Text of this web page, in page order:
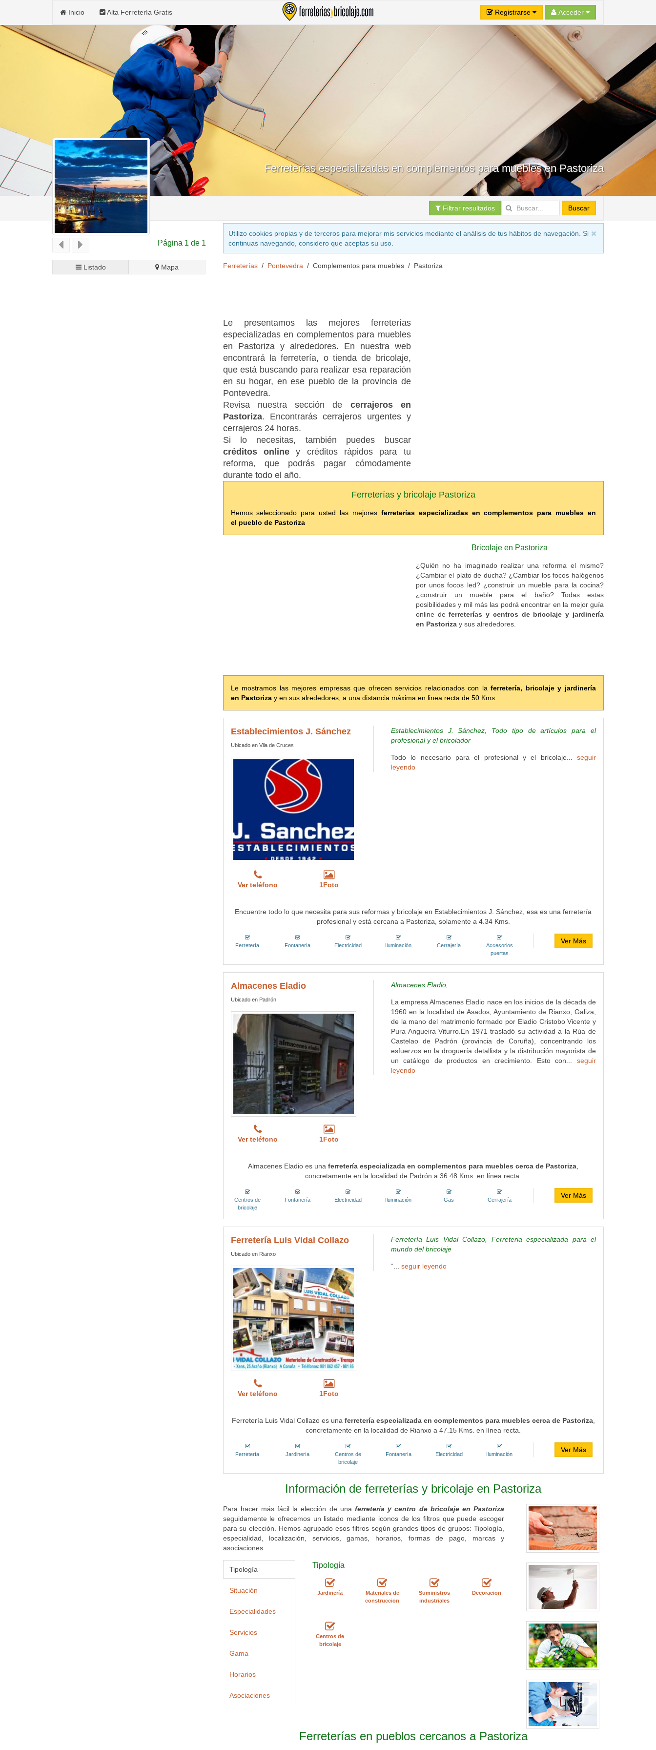
Inicio Alta Ferretería Gratis Registrarse Acceder
Ferreterías especializadas en complementos para muebles en Pastoriza
Filtrar resultados Buscar
Página 1 de 1
Listado Mapa
Utilizo cookies propias y de terceros para mejorar mis servicios mediante el análisis de tus hábitos de navegación. Si
continuas navegando, considero que aceptas su uso.
Ferreterías Pontevedra Complementos para muebles Pastoriza
Le presentamos las mejores ferreterías
especializadas en complementos para muebles
en Pastoriza y alrededores. En nuestra web
encontrará la ferretería, o tienda de bricolaje,
que está buscando para realizar esa reparación
en su hogar, en ese pueblo de la provincia de
Pontevedra.
Revisa nuestra sección de cerrajeros en
Pastoriza. Encontrarás cerrajeros urgentes y
cerrajeros 24 horas.
Si lo necesitas, también puedes buscar
créditos onliney créditos rápidos para tu
reforma, que podrás pagar cómodamente
durante todo el año.
Ferreterías y bricolaje Pastoriza
Hemos seleccionado para usted las mejores ferreterías especializadas en complementos para muebles en
el pueblo de Pastoriza
Bricolaje en Pastoriza
¿Quién no ha imaginado realizar una reforma el mismo?
¿Cambiar el plato de ducha? ¿Cambiar los focos halógenos
por unos focos led? ¿construir un mueble para la cocina?
¿construir un mueble para el baño? Todas estas
posibilidades y mil más las podrá encontrar en la mejor guía
online deferreterías y centros de bricolaje y jardinería
en Pastorizay sus alrededores.
Le mostramos las mejores empresas que ofrecen servicios relacionados con laferretería, bricolaje y jardinería
en Pastorizay en sus alrededores, a una distancia máxima en linea recta de 50 Kms.
Establecimientos J. Sánchez
Ubicado en Vila de Cruces
Ver teléfono 1Foto
Establecimientos J. Sánchez, Todo tipo de artículos para el
profesional y el bricolador
Todo lo necesario para el profesional y el bricolaje... seguir
leyendo
Encuentre todo lo que necesita para sus reformas y bricolaje en Establecimientos J. Sánchez, esa es una ferretería
profesional y está cercana a Pastoriza, solamente a 4.34 Kms.
Ferretería Fontanería Electricidad Iluminación Cerrajería
Accesorios
puertas
Ver Más
Almacenes Eladio
Ubicado en Padrón
Ver teléfono 1Foto
Almacenes Eladio,
La empresa Almacenes Eladio nace en los inicios de la década de
1960 en la localidad de Asados, Ayuntamiento de Rianxo, Galiza,
de la mano del matrimonio formado por Eladio Cristobo Vicente y
Pura Angueira Viturro.En 1971 trasladó su actividad a la Rúa de
Castelao de Padrón (provincia de Coruña), concentrando los
esfuerzos en la droguería detallista y la distribución mayorista de
un catálogo de productos en crecimiento. Esto con... seguir
leyendo
Almacenes Eladio es unaferretería especializada en complementos para muebles cerca de Pastoriza
concretamente en la localidad de Padrón a 36.48 Kms. en línea recta.
Centros de
bricolaje
Fontanería Electricidad Iluminación Gas Cerrajería
Ver Más
Ferretería Luis Vidal Collazo
Ubicado en Rianxo
Ver teléfono 1Foto
Ferretería Luis Vidal Collazo, Ferreteria especializada para el
mundo del bricolaje
“... seguir leyendo
Ferretería Luis Vidal Collazo es una ferretería especializada en complementos para muebles cerca de Pastoriza,
concretamente en la localidad de Rianxo a 47.15 Kms. en línea recta.
Ferretería Jardinería
Centros de
bricolaje
Fontanería Electricidad Iluminación
Ver Más
Información de ferreterías y bricolaje en Pastoriza
Para hacer más fácil la elección de una ferretería y centro de bricolaje en Pastoriza
seguidamente le ofrecemos un listado mediante iconos de los filtros que puede escoger
para su elección. Hemos agrupado esos filtros según grandes tipos de grupos: Tipología,
especialidad, localización, servicios, gamas, horarios, formas de pago, marcas y
asociaciones.
Tipología
Situación
Especialidades
Servicios
Gama
Horarios
Asociaciones
Tipología
Jardinería
Materiales de
construccion
Suministros
industriales
Decoracion
Centros de
bricolaje
Ferreterías en pueblos cercanos a Pastoriza